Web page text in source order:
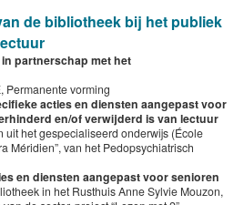
de bibliotheek bij het publiek
partnerschap met het
Permanente vorming
acties en diensten aangepast voor
en/of verwijderd is van lectuur
uit het gespecialiseerd onderwijs (École
Méridien”, van het Pedopsychiatrisch
en diensten aangepast voor senioren
in het Rusthuis Anne Sylvie Mouzon,